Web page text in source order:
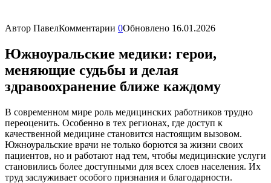
Автор ПавелКомментарии 0Обновлено 16.01.2026
Южноуральские медики: герои,
меняющие судьбы и делая
здравоохранение ближе каждому
В современном мире роль медицинских работников трудно
переоценить. Особенно в тех регионах, где доступ к
качественной медицине становится настоящим вызовом.
Южноуральские врачи не только борются за жизни своих
пациентов, но и работают над тем, чтобы медицинские услуги
становились более доступными для всех слоев населения. Их
труд заслуживает особого признания и благодарности.